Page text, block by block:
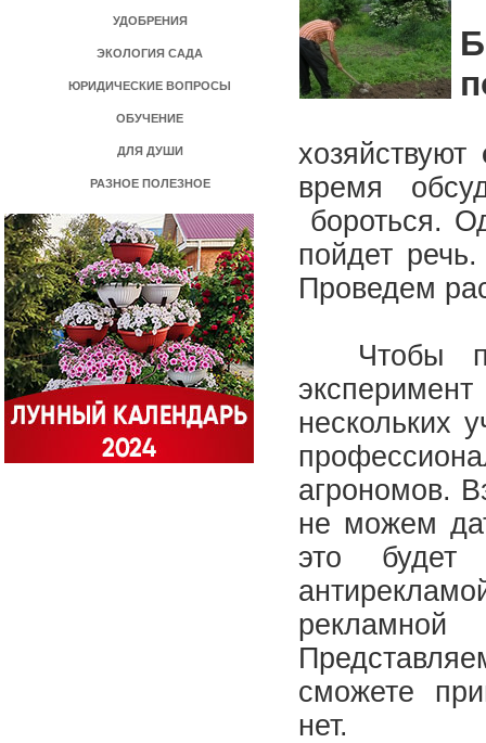
УДОБРЕНИЯ
ЭКОЛОГИЯ САДА
ЮРИДИЧЕСКИЕ ВОПРОСЫ
ОБУЧЕНИЕ
ДЛЯ ДУШИ
РАЗНОЕ ПОЛЕЗНОЕ
хозяйствуют
время
бороться.
пойдет
Проведем
Чтобы
нескольких
агрономов.
не можем
это
сможете
нет.